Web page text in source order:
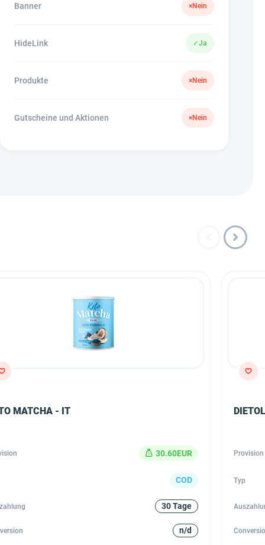
Banner ×Nein
HideLink ✓Ja
Produkte ×Nein
Gutscheine und Aktionen ×Nein
MATCHA - IT
30.60EUR
COD
30 Tage
n/d
Provision
Typ